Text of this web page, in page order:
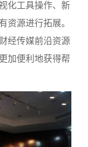
化工具操作、新
资源进行拓展。
经传媒前沿资源
加便利地获得帮